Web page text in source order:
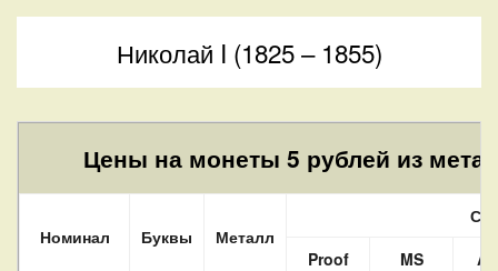
Николай I (1825 – 1855)
Цены на монеты 5 рублей из
Номинал Буквы Металл
Proof
MS
AU